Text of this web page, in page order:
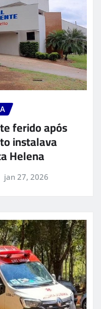
ferido após
instalava
Helena
jan 27, 2026